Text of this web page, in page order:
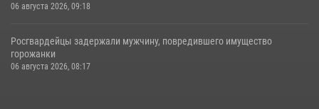
06 августа 2026, 09:18
Росгвардейцы задержали мужчину, повредившего имущество
горожанки
06 августа 2026, 08:17